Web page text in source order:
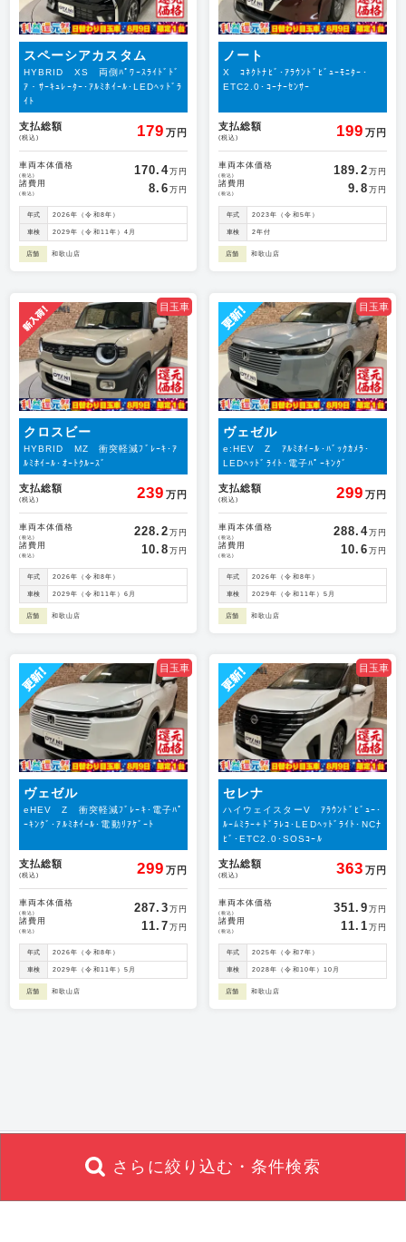
スペーシアカスタム
HYBRID XS 両側ﾊﾟﾜｰｽﾗｲﾄﾞﾄﾞ
ｱ・ｻｰｷｭﾚｰﾀｰ･ｱﾙﾐﾎｲｰﾙ･LEDﾍｯﾄﾞﾗ
ｲﾄ
支払総額
(税込) 179 万円
車両本体価格
(税込) 170.4万円
諸費用
(税込) 8.6 万円
年式 2026年（令和8年）
車検 2029年（令和11年）4月
店舗 和歌山店
ノート
X ｺﾈｸﾄﾅﾋﾞ･ｱﾗｳﾝﾄﾞﾋﾞｭｰﾓﾆﾀｰ･
ETC2.0･ｺｰﾅｰｾﾝｻｰ
支払総額
(税込) 199 万円
車両本体価格
(税込) 189.2 万円
諸費用
(税込) 9.8 万円
年式 2023年（令和5年）
車検 2年付
店舗 和歌山店
目玉車
クロスビー
HYBRID MZ 衝突軽減ﾌﾞﾚｰｷ･ｱ
ﾙﾐﾎｲｰﾙ･ｵｰﾄｸﾙｰｽﾞ
支払総額
(税込) 239 万円
車両本体価格
(税込) 228.2 万円
諸費用
(税込) 10.8 万円
年式 2026年（令和8年）
車検 2029年（令和11年）6月
店舗 和歌山店
目玉車
ヴェゼル
e:HEV Z ｱﾙﾐﾎｲｰﾙ･ﾊﾞｯｸｶﾒﾗ･
LEDﾍｯﾄﾞﾗｲﾄ･電子ﾊﾟｰｷﾝｸﾞ
支払総額
(税込) 299 万円
車両本体価格
(税込) 288.4万円
諸費用
(税込) 10.6 万円
年式 2026年（令和8年）
車検 2029年（令和11年）5月
店舗 和歌山店
目玉車
ヴェゼル
eHEV Z 衝突軽減ﾌﾞﾚｰｷ･電子ﾊﾟ
ｰｷﾝｸﾞ･ｱﾙﾐﾎｲｰﾙ･電動ﾘｱｹﾞｰﾄ
支払総額
(税込) 299 万円
車両本体価格
(税込) 287.3 万円
諸費用
(税込) 11.7 万円
年式 2026年（令和8年）
車検 2029年（令和11年）5月
店舗 和歌山店
目玉車
セレナ
ハイウェイスターV ｱﾗｳﾝﾄﾞﾋﾞｭｰ･
ﾙｰﾑﾐﾗｰ+ﾄﾞﾗﾚｺ･LEDﾍｯﾄﾞﾗｲﾄ･NCﾅ
ﾋﾞ･ETC2.0･SOSｺｰﾙ
支払総額
(税込) 363 万円
車両本体価格
(税込) 351.9 万円
諸費用
(税込) 11.1 万円
年式 2025年（令和7年）
車検 2028年（令和10年）10月
店舗 和歌山店
さらに絞り込む・条件検索